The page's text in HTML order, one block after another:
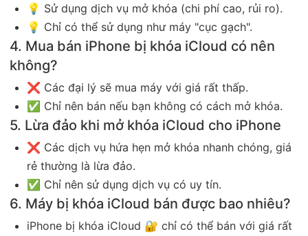
💡 Sử dụng dịch vụ mở khóa (chi phí cao, rủi ro).
💡 Chỉ có thể sử dụng như máy "cục gạch".
4. Mua bán iPhone bị khóa iCloud có nên
không?
❌ Các đại lý sẽ mua máy với giá rất thấp.
✅ Chỉ nên bán nếu bạn không có cách mở khóa.
5. Lừa đảo khi mở khóa iCloud cho iPhone
❌ Các dịch vụ hứa hẹn mở khóa nhanh chóng, giá
rẻ thường là lừa đảo.
✅ Chỉ nên sử dụng dịch vụ có uy tín.
6. Máy bị khóa iCloud bán được bao nhiêu?
iPhone bị khóa iCloud 🔐 chỉ có thể bán với giá rất